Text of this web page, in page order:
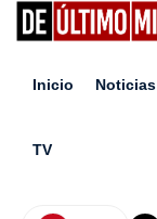
Inicio Noticias
TV